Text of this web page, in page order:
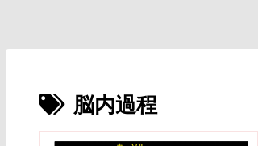
脳内過程